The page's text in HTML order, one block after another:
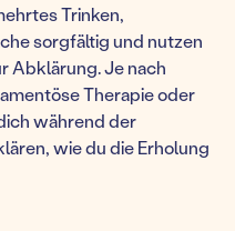
Trinken,
sorgfältig und nutzen
Abklärung. Je nach
Therapie oder
während der
wie du die Erholung